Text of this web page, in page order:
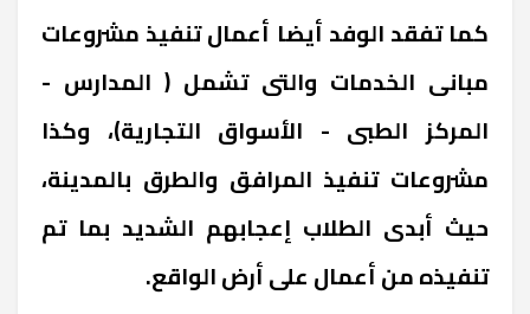
كما تفقد الوفد أيضا أعمال تنفيذ مشروعات
مبانى الخدمات والتى تشمل ( المدارس -
المركز الطبى - الأسواق التجارية)، وكذا
مشروعات تنفيذ المرافق والطرق بالمدينة،
حيث أبدى الطلاب إعجابهم الشديد بما تم
تنفيذه من أعمال على أرض الواقع.